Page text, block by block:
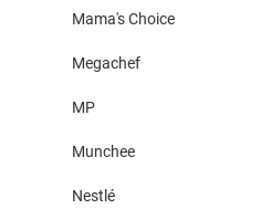
Mama's Choice
Megachef
MP
Munchee
Nestlé